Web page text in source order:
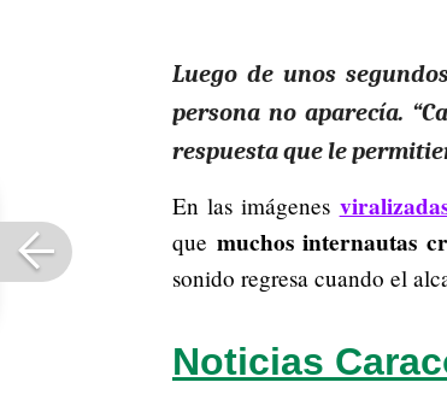
Luego de unos
persona no aparecía.
respuesta que le
En las imágenes
que muchos internautas
sonido regresa cuando el
Noticias